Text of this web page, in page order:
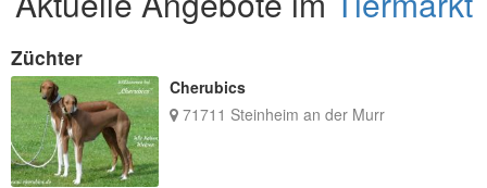
Züchter
Cherubics
71711 Steinheim an der Murr